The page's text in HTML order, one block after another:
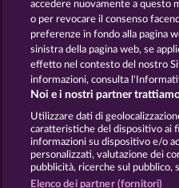
Termini e
Informativa sulla
Società
Invia
accedere nuovamente a questo
o per revocare il consenso
preferenze in fondo alla pagina
sinistra della pagina web, se
effetto nel contesto del nostro
informazioni, consulta
Noi e i nostri partner
Utilizzare dati di
caratteristiche del dispositivo ai
informazioni su dispositivo e/o
personalizzati, valutazione dei
pubblicità, ricerche sul pubblico,
Elenco dei partner (fornitori)